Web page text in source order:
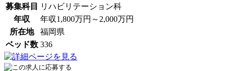
募集科目
リハビリテーション科
年収
年収1,800万円～2,000万円
所在地
福岡県
ベッド数 336